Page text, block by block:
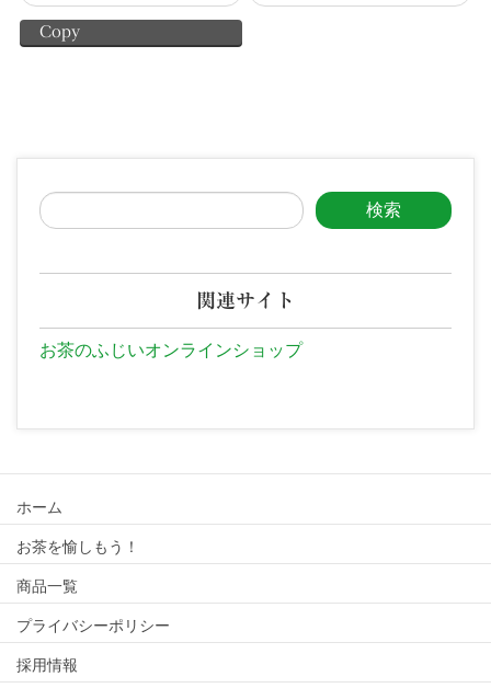
Copy
関連サイト
お茶のふじいオンラインショップ
ホーム
お茶を愉しもう！
商品一覧
プライバシーポリシー
採用情報